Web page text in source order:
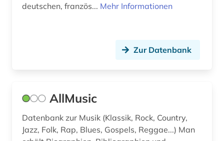
fid musikwissenschaft (13)
filmkunst (1)
finanzwissenschaft (1)
deutschen, französ... Mehr Informationen
Zur Datenbank
AllMusic
Datenbank zur Musik (Klassik, Rock, Country,
Jazz, Folk, Rap, Blues, Gospels, Reggae...) Man